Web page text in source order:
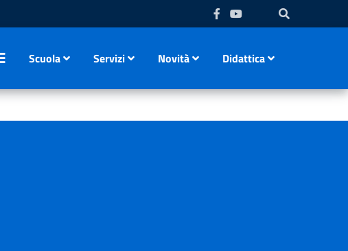
Scuola Servizi Novità Didattica